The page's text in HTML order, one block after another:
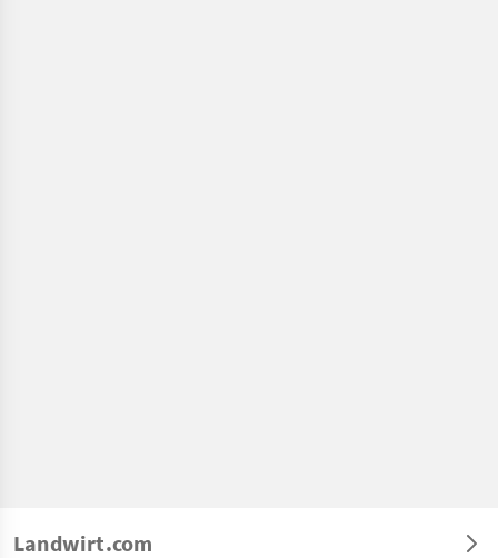
Landwirt.com